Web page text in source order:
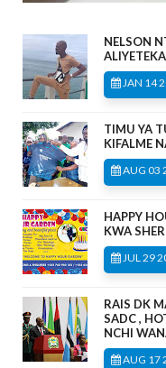
NELSON
JAN 14
TIMU YA
KIFALME
AUG 03
HAPPY
KWA
JUL 29
RAIS DK
SADC ,
NCHI
AUG 17